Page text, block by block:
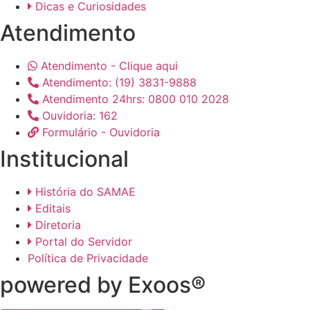
Dicas e Curiosidades
Atendimento
Atendimento - Clique aqui
Atendimento: (19) 3831-9888
Atendimento 24hrs: 0800 010 2028
Ouvidoria: 162
Formulário - Ouvidoria
Institucional
História do SAMAE
Editais
Diretoria
Portal do Servidor
Política de Privacidade
powered by Exoos®